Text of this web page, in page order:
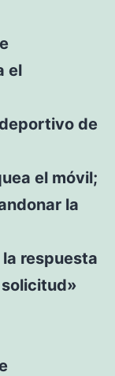
el
de
el móvil;
la
respuesta
solicitud»